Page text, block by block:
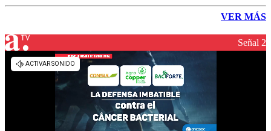
VER MÁS
Señal 2